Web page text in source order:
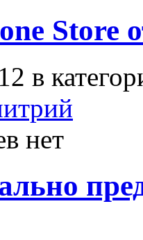
Store
в
нет